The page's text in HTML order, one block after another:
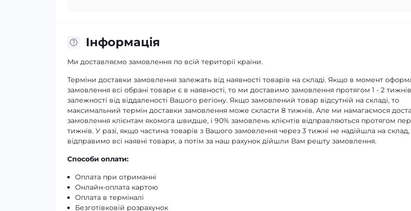
Iнформація
Ми доставляємо замовлення по всій території країни.
Терміни доставки замовлення залежать від наявності товарів на складі. Якщо в момент
замовлення всі обрані товари є в наявності, то ми доставимо замовлення протягом 1 - 2
залежності від віддаленості Вашого регіону. Якщо замовлений товар відсутній на складі, то
максимальний термін доставки замовлення може скласти 8 тижнів. Але ми намагаємося
замовлення клієнтам якомога швидше, і 90% замовлень клієнтів відправляються протягом
тижнів. У разі, якщо частина товарів з Вашого замовлення через 3 тижні не надійшла на
відправимо всі наявні товари, а потім за наш рахунок дійшли Вам решту замовлення.
Способи оплати:
Оплата при отриманні
Онлайн-оплата картою
Оплата в терміналі
Безготівковій розрахунок